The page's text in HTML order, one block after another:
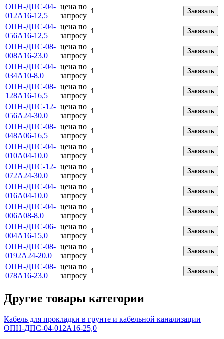
ОПН-ДПС-04-
012А16-12,5
цена по
запросу
Заказать
ОПН-ДПС-04-
056А16-12,5
цена по
запросу
Заказать
ОПН-ДПС-08-
008А16-23.0
цена по
запросу
Заказать
ОПН-ДПС-04-
034А10-8.0
цена по
запросу
Заказать
ОПН-ДПС-08-
128А16-16,5
цена по
запросу
Заказать
ОПН-ДПС-12-
056А24-30.0
цена по
запросу
Заказать
ОПН-ДПС-08-
048А06-16,5
цена по
запросу
Заказать
ОПН-ДПС-04-
010А04-10.0
цена по
запросу
Заказать
ОПН-ДПС-12-
072А24-30.0
цена по
запросу
Заказать
ОПН-ДПС-04-
016А04-10.0
цена по
запросу
Заказать
ОПН-ДПС-04-
006А08-8.0
цена по
запросу
Заказать
ОПН-ДПС-06-
004A16-15,0
цена по
запросу
Заказать
ОПН-ДПС-08-
0192А24-20.0
цена по
запросу
Заказать
ОПН-ДПС-08-
078А16-23.0
цена по
запросу
Заказать
Другие товары категории
Кабель для прокладки в грунте и кабельной канализации
ОПН-ДПС-04-012А16-25,0